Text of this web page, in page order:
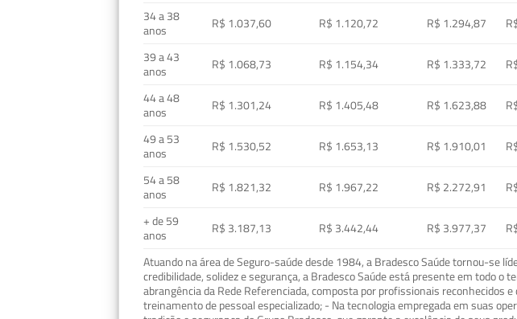
34 a 38
anos
R$ 1.037,60 R$ 1.120,72 R$ 1.294,87
39 a 43
anos
R$ 1.068,73 R$ 1.154,34 R$ 1.333,72
44 a 48
anos
R$ 1.301,24 R$ 1.405,48 R$ 1.623,88
49 a 53
anos
R$ 1.530,52 R$ 1.653,13 R$ 1.910,01
54 a 58
anos
R$ 1.821,32 R$ 1.967,22 R$ 2.272,91
+ de 59
anos
R$ 3.187,13 R$ 3.442,44 R$ 3.977,37
Atuando na área de Seguro-saúde desde 1984, a Bradesco Saúde tornou-se
credibilidade, solidez e segurança, a Bradesco Saúde está presente em todo
abrangência da Rede Referenciada, composta por profissionais
treinamento de pessoal especializado; - Na tecnologia empregada em suas